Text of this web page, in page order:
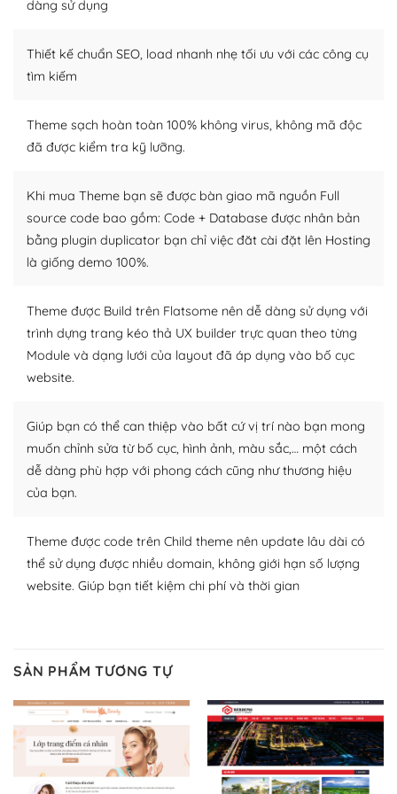
– Sở hữu một cộng đồng lớn, sẵn sàng hỗ trợ
khổng lồ được kiểm duyệt bởi các nhân viên và những
người cuồng tín WordPress.
Nếu bạn gặp khó khăn, bạn có thể lên mạng và tìm
kiếm những cộng đồng WordPress, họ sẽ giúp bạn trả
lời, giải đáp vấn đề của bạn.
Cộng đồng sử dụng WordPress sẵn sàng hỗ trợ bạn
– Đa dạng plugin và themes
Plugin mở rộng là thành phần cài đặt thêm vào
WordPress để tăng thêm các tính năng cần thiết. Có
nhiều plugin trả phí hoặc miễn phí.
Nhờ lượng người dùng đông đảo, thư viện themes và
plugin của WordPress rất phong phú. Bạn có thể thỏa
thích chọn lựa plugin và themes phù hợp cho mục đích
lập website của mình.
– Dễ sử dụng
Và bạn có toàn quyền tự do khi quyết định nơi lưu trữ
trang web WordPress của bạn.
Dễ dàng lựa chọn Hosting cho website WordPress
– Bảo mật cực tốt
dàng sử dụng
Thiết kế chuẩn SEO, load nhanh nhẹ tối ưu với các công cụ
tìm kiếm
Theme sạch hoàn toàn 100% không virus, không mã độc
đã được kiểm tra kỹ lưỡng.
Khi mua Theme bạn sẽ được bàn giao mã nguồn Full
source code bao gồm: Code + Database được nhân bản
bằng plugin duplicator bạn chỉ việc đăt cài đặt lên Hosting
là giống demo 100%.
Theme được Build trên Flatsome nên dễ dàng sử dụng với
trình dựng trang kéo thả UX builder trực quan theo từng
Module và dạng lưới của layout đã áp dụng vào bố cục
website.
Giúp bạn có thể can thiệp vào bất cứ vị trí nào bạn mong
muốn chỉnh sửa từ bố cục, hình ảnh, màu sắc,… một cách
dễ dàng phù hợp với phong cách cũng như thương hiệu
của bạn.
Theme được code trên Child theme nên update lâu dài có
thể sử dụng được nhiều domain, không giới hạn số lượng
website. Giúp bạn tiết kiệm chi phí và thời gian
SẢN PHẨM TƯƠNG TỰ